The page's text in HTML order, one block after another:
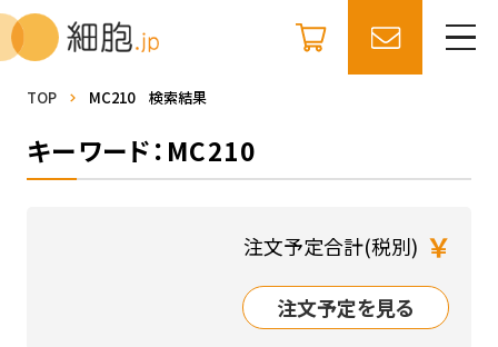
TOP MC210 検索結果
キーワード：MC210
注文予定合計(税別) ￥
注文予定を見る